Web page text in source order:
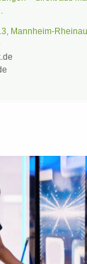
Mannheim-Rheinau